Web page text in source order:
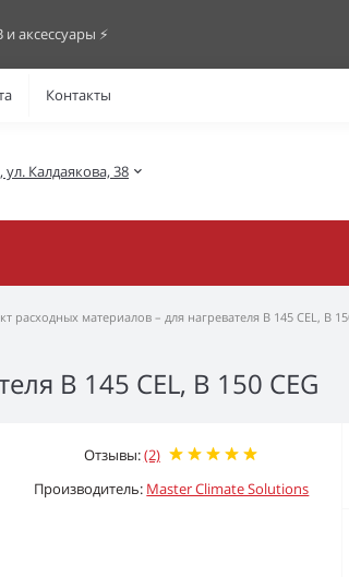
аксессуары ⚡️
Контакты
Калдаякова, 38
расходных материалов – для нагревателя B 145 CEL, B
B 145 CEL, B 150 CEG
Отзывы:(2)
Производитель: Master Climate Solutions